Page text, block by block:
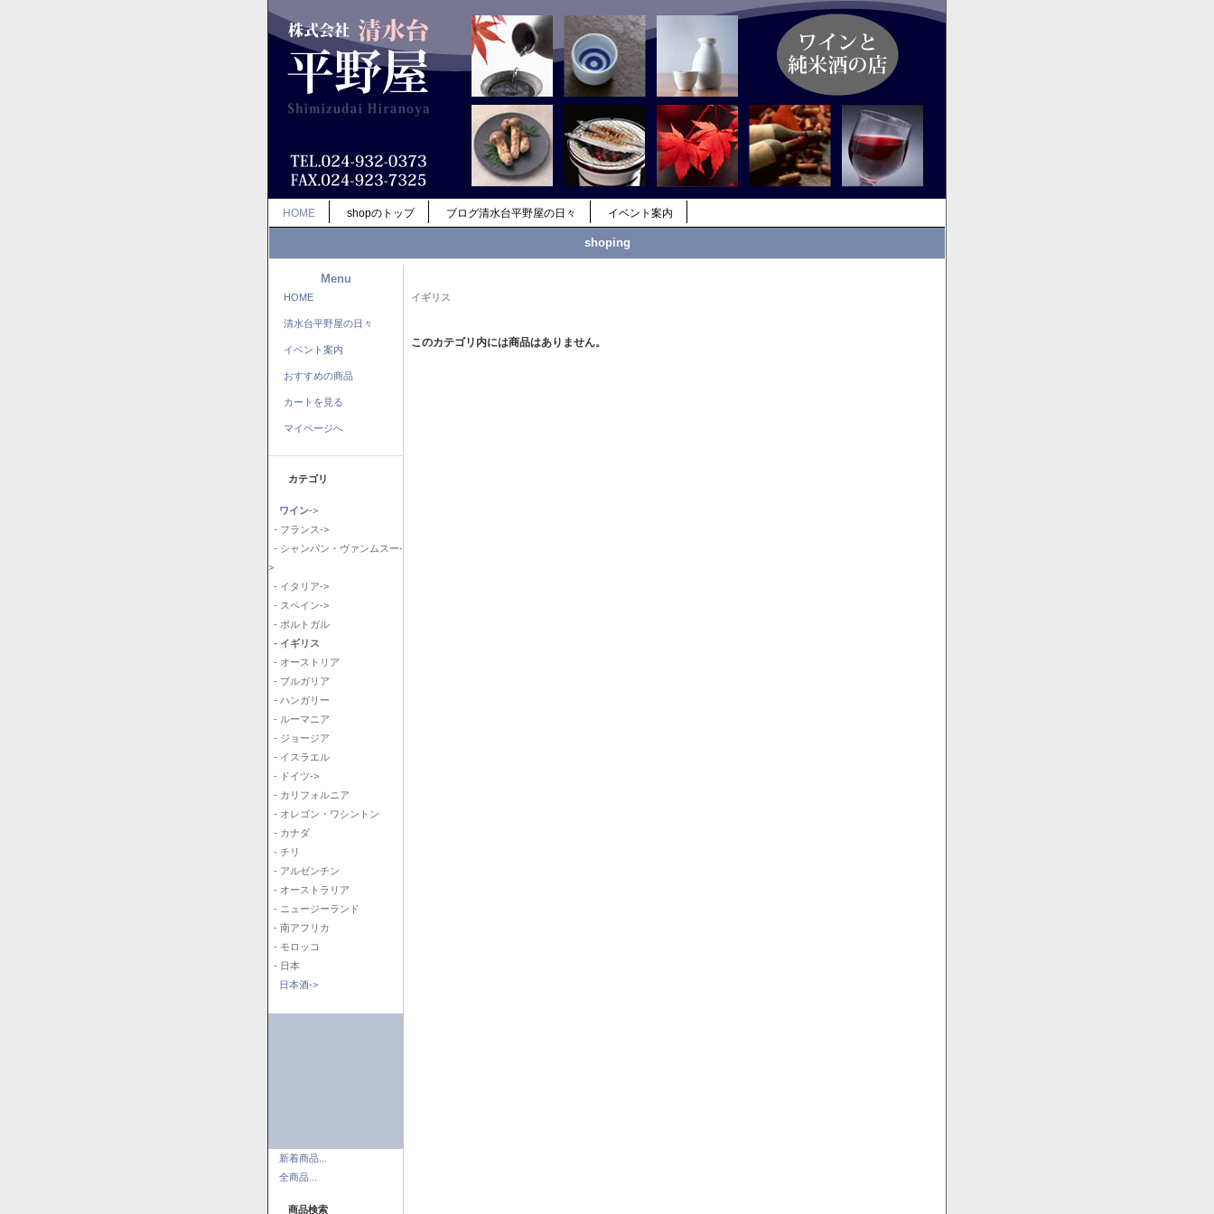
HOME shopのトップ ブログ清水台平野屋の日々 イベント案内
shoping
Menu
HOME
清水台平野屋の日々
イベント案内
おすすめの商品
カートを見る
マイページへ
カテゴリ
ワイン->
- フランス->
- シャンパン・ヴァンムスー-
>
- イタリア->
- スペイン->
- ポルトガル
- イギリス
- オーストリア
- ブルガリア
- ハンガリー
- ルーマニア
- ジョージア
- イスラエル
- ドイツ->
- カリフォルニア
- オレゴン・ワシントン
- カナダ
- チリ
- アルゼンチン
- オーストラリア
- ニュージーランド
- 南アフリカ
- モロッコ
- 日本
日本酒->
新着商品...
全商品...
商品検索
イギリス
このカテゴリ内には商品はありません。